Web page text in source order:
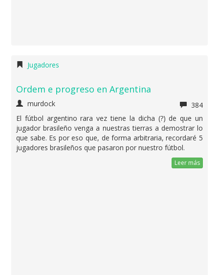
Jugadores
Ordem e progreso en Argentina
murdock
384
El fútbol argentino rara vez tiene la dicha (?) de que un
jugador brasileño venga a nuestras tierras a demostrar lo
que sabe. Es por eso que, de forma arbitraria, recordaré 5
jugadores brasileños que pasaron por nuestro fútbol.
Leer más